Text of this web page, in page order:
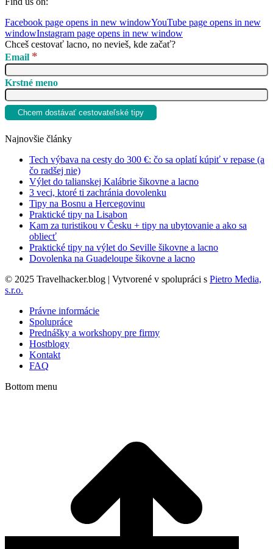
Facebook page opens in new windowYouTube page opens in new
windowInstagram page opens in new window
Chceš cestovať lacno, no nevieš, kde začať?
Email *
Krstné meno
Najnovšie články
Tech výbava na cesty do 300 €: čo sa oplatí kúpiť v repase (a
čo radšej nie)
Výlet do talianskej Kalábrie šikovne a lacno
3 veci, ktoré ti zachránia dovolenku
Tipy na Bosnu a Hercegovinu
Praktické tipy na Lisabon
Kam za turistikou v Česku + tipy na ubytovanie a ako sa
obliecť
Praktické tipy na výlet do Seville šikovne a lacno
Dovolenka na Guadeloupe šikovne a lacno
© 2025 Travelhacker.blog | Vytvorené v spolupráci s Pietro Media,
s.r.o.
Právne informácie
Spolupráce
Prednášky a workshopy pre firmy
Hostblogy
Kontakt
FAQ
Bottom menu